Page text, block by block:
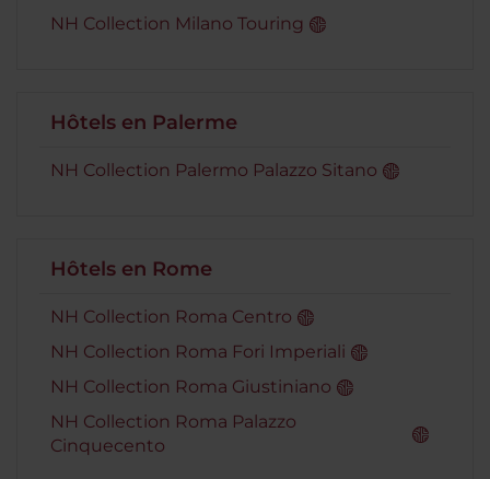
NH Collection Milano Touring
Hôtels en Palerme
NH Collection Palermo Palazzo Sitano
Hôtels en Rome
NH Collection Roma Centro
NH Collection Roma Fori Imperiali
NH Collection Roma Giustiniano
NH Collection Roma Palazzo
Cinquecento